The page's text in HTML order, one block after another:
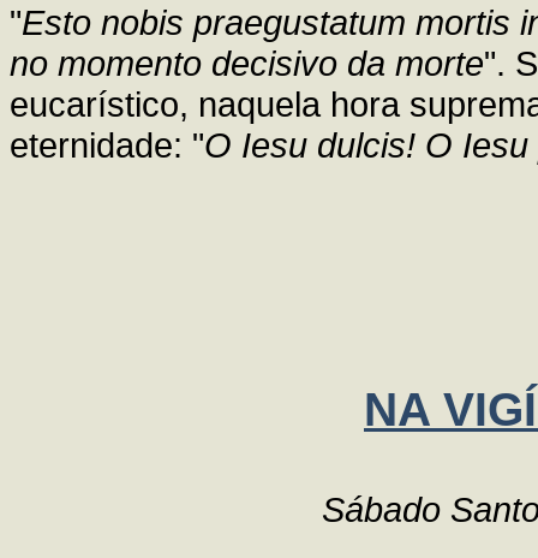
"Esto nobis praegustatum mortis
no momento decisivo da morte".
eucarístico, naquela hora
eternidade: "O Iesu dulcis! O
NA
Sábado